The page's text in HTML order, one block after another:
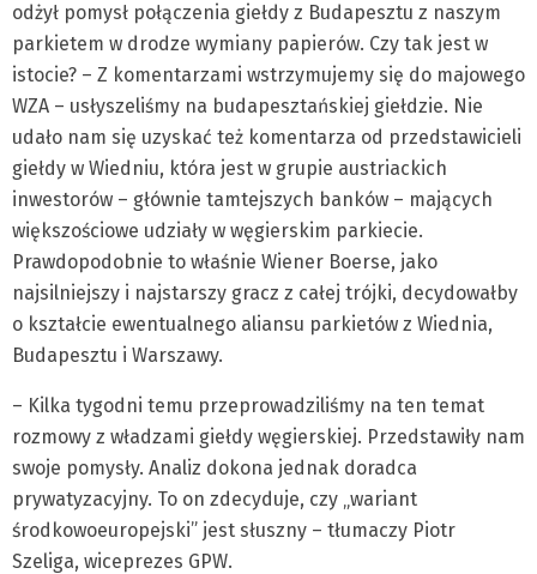
odżył pomysł połączenia giełdy z Budapesztu z naszym
parkietem w drodze wymiany papierów. Czy tak jest w
istocie? – Z komentarzami wstrzymujemy się do majowego
WZA – usłyszeliśmy na budapesztańskiej giełdzie. Nie
udało nam się uzyskać też komentarza od przedstawicieli
giełdy w Wiedniu, która jest w grupie austriackich
inwestorów – głównie tamtejszych banków – mających
większościowe udziały w węgierskim parkiecie.
Prawdopodobnie to właśnie Wiener Boerse, jako
najsilniejszy i najstarszy gracz z całej trójki, decydowałby
o kształcie ewentualnego aliansu parkietów z Wiednia,
Budapesztu i Warszawy.
– Kilka tygodni temu przeprowadziliśmy na ten temat
rozmowy z władzami giełdy węgierskiej. Przedstawiły nam
swoje pomysły. Analiz dokona jednak doradca
prywatyzacyjny. To on zdecyduje, czy „wariant
środkowoeuropejski” jest słuszny – tłumaczy Piotr
Szeliga, wiceprezes GPW.